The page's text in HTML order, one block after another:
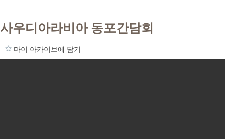
사우디아라비아 동포간담회
마이 아카이브에 담기